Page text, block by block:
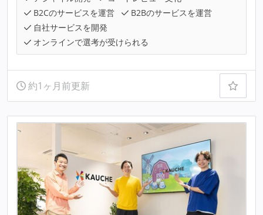
B2Cのサービスを運営
B2Bのサービスを運営
自社サービスを開発
オンラインで選考が受けられる
約1ヶ月前更新